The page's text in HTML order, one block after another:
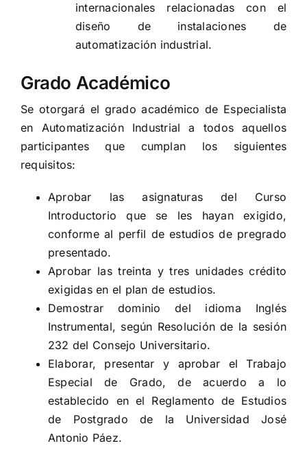
internacionales relacionadas con el
diseño de instalaciones de
automatización industrial.
Grado Académico
Se otorgará el grado académico de Especialista
en Automatización Industrial a todos aquellos
participantes que cumplan los siguientes
requisitos:
Aprobar las asignaturas del Curso
Introductorio que se les hayan exigido,
conforme al perfil de estudios de pregrado
presentado.
Aprobar las treinta y tres unidades crédito
exigidas en el plan de estudios.
Demostrar dominio del idioma Inglés
Instrumental, según Resolución de la sesión
232 del Consejo Universitario.
Elaborar, presentar y aprobar el Trabajo
Especial de Grado, de acuerdo a lo
establecido en el Reglamento de Estudios
de Postgrado de la Universidad José
Antonio Páez.